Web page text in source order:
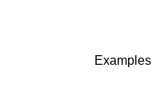
Examples